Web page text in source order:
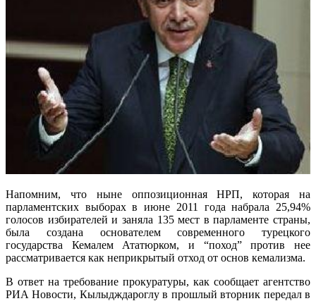
Напомним, что ныне оппозиционная НPП, которая на
парламентских выборах в июне 2011 года набрала 25,94%
голосов избирателей и заняла 135 мест в парламенте страны,
была создана основателем современного турецкого
государства Кемалем Ататюрком, и “поход” против нее
рассматривается как неприкрытый отход от основ кемализма.
В ответ на требование прокуратуры, как сообщает агентство
РИА Новости, Кылыдждароглу в прошлый вторник передал в